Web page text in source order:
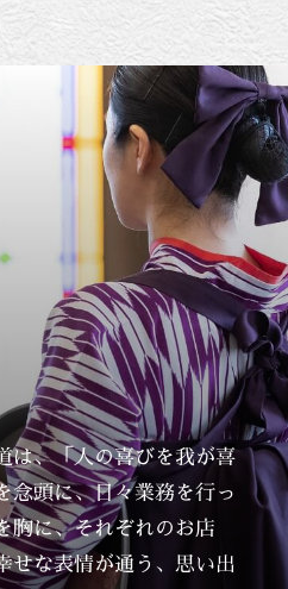
は、「人の喜びを我が喜
念頭に、日々業務を行っ
胸に、それぞれのお店
せな表情が通う、思い出